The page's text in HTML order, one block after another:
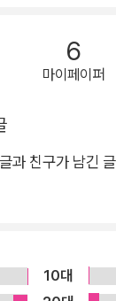
츠Social
의 용어로 표현하
하자면 우리의
는 형식이 얼마나
1945년 출간된 『천의 얼
없이 난관을 극복
와 아랍 신화,
6
마이페이퍼
과 친구가 남긴
10대